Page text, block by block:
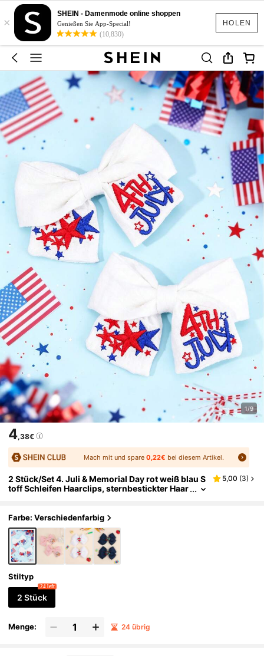
HOLEN
×
SHEIN - Damenmode online shoppen
Genießen Sie App-Special!
(10,830)
1/9
4,38€
Mach mit und spare 0,22€ bei diesem Artikel.
2 Stück/Set 4. Juli & Memorial Day rot weiß blau S
toff Schleifen Haarclips, sternbestickter Haar
5,00 (3)
Farbe: Verschiedenfarbig
Stiltyp
2 Stück
24 left
Menge: 24 übrig